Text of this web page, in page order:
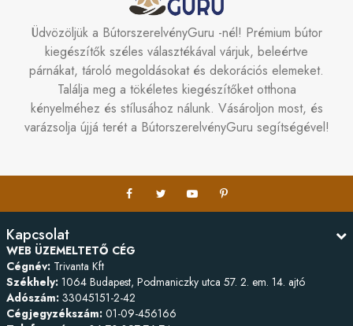
Üdvözöljük a BútorszerelvényGuru -nél! Prémium bútor
kiegészítők széles választékával várjuk, beleértve
párnákat, tároló megoldásokat és dekorációs elemeket.
Találja meg a tökéletes kiegészítőket otthona
kényelméhez és stílusához nálunk. Vásároljon most, és
varázsolja újjá terét a BútorszerelvényGuru segítségével!
Kapcsolat
WEB ÜZEMELTETŐ CÉG
Cégnév: Trivanta Kft
Székhely: 1064 Budapest, Podmaniczky utca 57. 2. em. 14. ajtó
Adószám: 33045151-2-42
Cégjegyzékszám: 01-09-456166